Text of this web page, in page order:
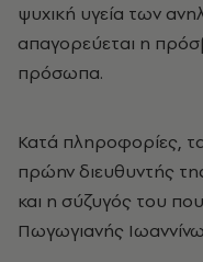
ψυχική υγεία των
απαγορεύεται η
πρόσωπα.
Κατά πληροφορίες,
πρώην διευθυντής
και η σύζυγός του
Πωγωγιανής